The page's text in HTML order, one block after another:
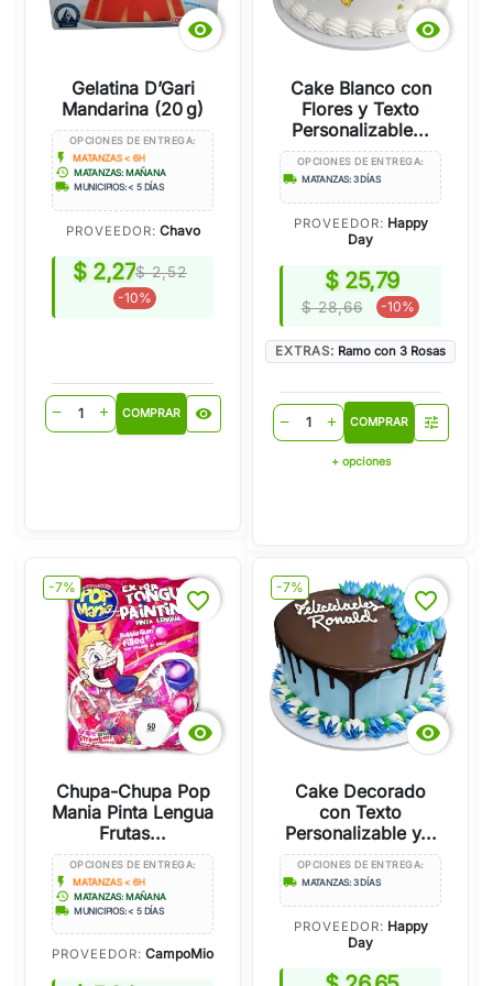

Gelatina D’Gari
Mandarina (20 g)
OPCIONES DE ENTREGA:
flash_on MATANZAS < 6H
history MATANZAS: MAÑANA
local_shipping MUNICIPIOS: < 5 DÍAS
PROVEEDOR: Chavo
$ 2,27$ 2,52
-10%
remove add COMPRAR visibility

Cake Blanco con
Flores y Texto
Personalizable...
OPCIONES DE ENTREGA:
local_shipping MATANZAS: 3 DÍAS
PROVEEDOR: Happy
Day
$ 25,79
$ 28,66 -10%
EXTRAS: Ramo con 3 Rosas
remove add COMPRAR tune
+ opciones
-7%

favorite_border
Chupa-Chupa Pop
Mania Pinta Lengua
Frutas...
OPCIONES DE ENTREGA:
flash_on MATANZAS < 6H
history MATANZAS: MAÑANA
local_shipping MUNICIPIOS: < 5 DÍAS
PROVEEDOR: CampoMio
-7%

favorite_border
Cake Decorado
con Texto
Personalizable y...
OPCIONES DE ENTREGA:
local_shipping MATANZAS: 3 DÍAS
PROVEEDOR: Happy
Day